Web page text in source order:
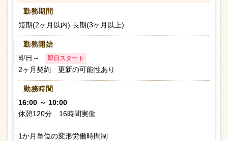
勤務期間
短期(2ヶ月以内) 長期(3ヶ月以上)
勤務開始
即日～
即日スタート
2ヶ月契約 更新の可能性あり
勤務時間
16:00 ～ 10:00
休憩120分 16時間実働
1か月単位の変形労働時間制